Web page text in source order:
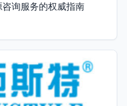
询服务的权威指南